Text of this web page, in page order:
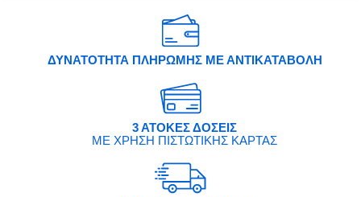
ΔΥΝΑΤΟΤΗΤΑ ΠΛΗΡΩΜΗΣ ΜΕ ΑΝΤΙΚΑΤΑΒΟΛΗ
3 ΑΤΟΚΕΣ ΔΟΣΕΙΣ
ΜΕ ΧΡΗΣΗ ΠΙΣΤΩΤΙΚΗΣ ΚΑΡΤΑΣ